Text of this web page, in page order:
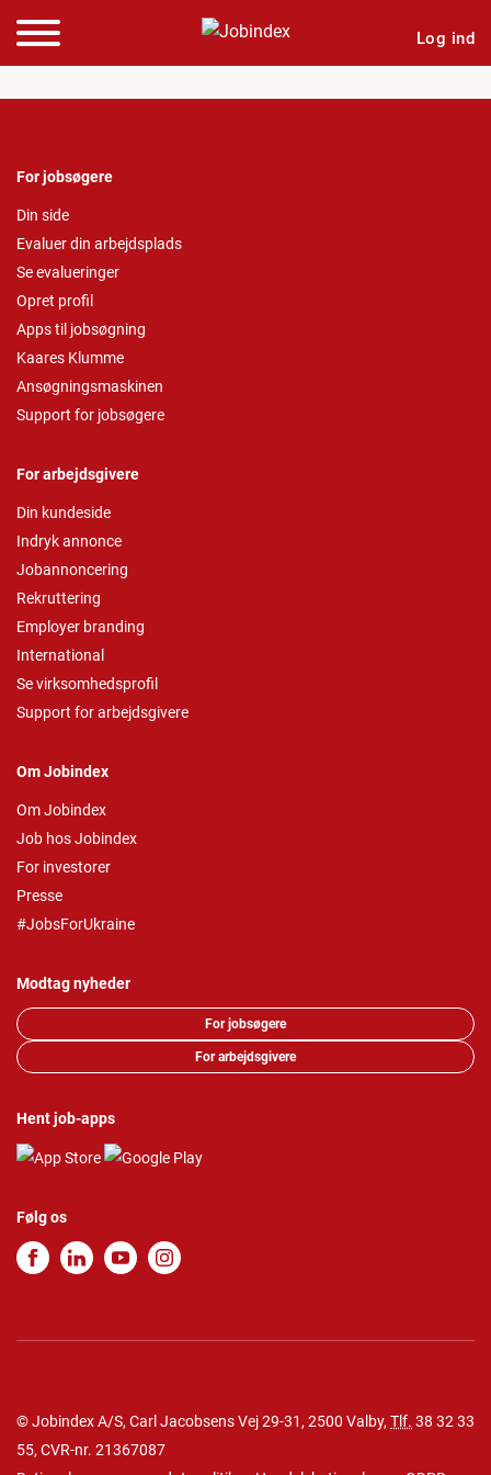
Log ind
For jobsøgere
Din side
Evaluer din arbejdsplads
Se evalueringer
Opret profil
Apps til jobsøgning
Kaares Klumme
Ansøgningsmaskinen
Support for jobsøgere
For arbejdsgivere
Din kundeside
Indryk annonce
Jobannoncering
Rekruttering
Employer branding
International
Se virksomhedsprofil
Support for arbejdsgivere
Om Jobindex
Om Jobindex
Job hos Jobindex
For investorer
Presse
#JobsForUkraine
Modtag nyheder
For jobsøgere
For arbejdsgivere
Hent job-apps
Følg os
© Jobindex A/S, Carl Jacobsens Vej 29-31, 2500 Valby, Tlf. 38 32 33
55, CVR-nr. 21367087